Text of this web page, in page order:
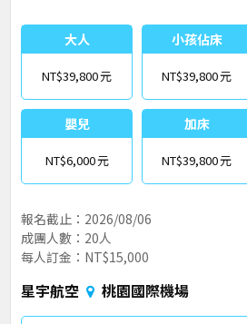
大人
NT$39,800
小孩佔床
NT$39,800
嬰兒
NT$6,000
加床
NT$39,800
報名截止：2026/08/06
成團人數：20人
每人訂金：NT$15,000
星宇航空 桃園國際機場